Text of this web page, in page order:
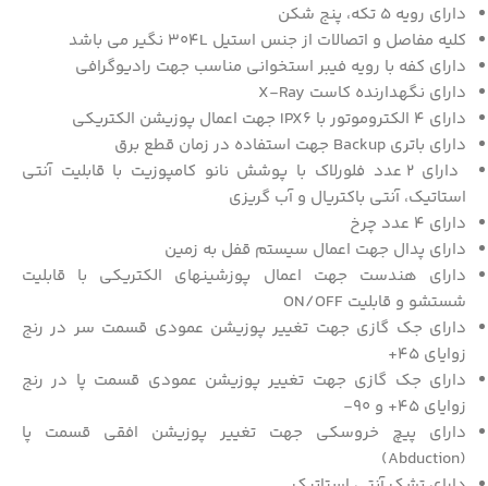
دارای رویه 5 تکه، پنج شکن
کلیه مفاصل و اتصالات از جنس استیل 304L نگیر می باشد
دارای کفه با رویه فیبر استخوانی مناسب جهت رادیوگرافی
دارای نگهدارنده کاست X-Ray
دارای 4 الکتروموتور با IPX6 جهت اعمال پوزیشن الکتریکی
دارای باتری Backup جهت استفاده در زمان قطع برق
دارای 2 عدد فلورلاک با پوشش نانو کامپوزیت با قابلیت آنتی
استاتیک، آنتی باکتریال و آب گریزی
دارای 4 عدد چرخ
دارای پدال جهت اعمال سیستم قفل به زمین
دارای هندست جهت اعمال پوزشینهای الکتریکی با قابلیت
شستشو و قابلیت ON/OFF
دارای جک گازی جهت تغییر پوزیشن عمودی قسمت سر در رنج
زوایای 45+
دارای جک گازی جهت تغییر پوزیشن عمودی قسمت پا در رنج
زوایای 45+ و 90-
دارای پیچ خروسکی جهت تغییر پوزیشن افقی قسمت پا
(Abduction)